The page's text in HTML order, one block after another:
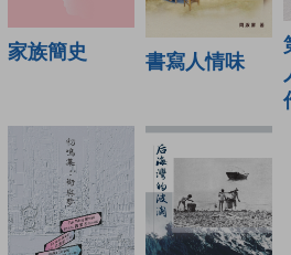
家族簡史 書寫人情味